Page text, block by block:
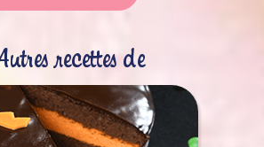
recettes de